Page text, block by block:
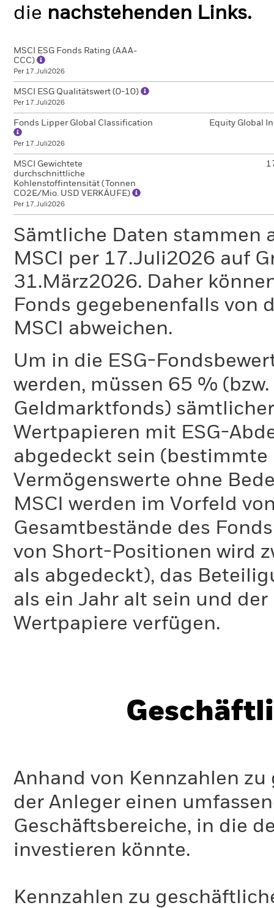
die nachstehenden Links.
MSCI ESG Fonds Rating (AAA-
CCC)
Per 17.Juli2026
MSCI ESG Qualitätswert (0-10)
Per 17.Juli2026
Fonds Lipper Global Classification
Per 17.Juli2026
Equity Global
MSCI Gewichtete
durchschnittliche
Kohlenstoffintensität (Tonnen
CO2E/Mio. USD VERKÄUFE)
Per 17.Juli2026
Sämtliche Daten stammen
MSCI per 17.Juli2026 auf
31.März2026. Daher
Fonds gegebenenfalls von
MSCI abweichen.
Um in die ESG-
werden, müssen 65 %
Geldmarktfonds)
Wertpapieren mit ESG-
abgedeckt sein
Vermögenswerte ohne
MSCI werden im Vorfeld
Gesamtbestände des
von Short-Positionen wird
als abgedeckt), das
als ein Jahr alt sein und
Wertpapiere verfügen.
Anhand von Kennzahlen
der Anleger einen
Geschäftsbereiche, in die
investieren könnte.
Kennzahlen zu